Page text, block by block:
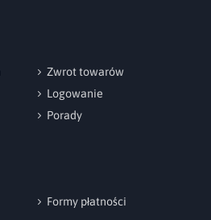
Zwrot towarów
Logowanie
Porady
Formy płatności